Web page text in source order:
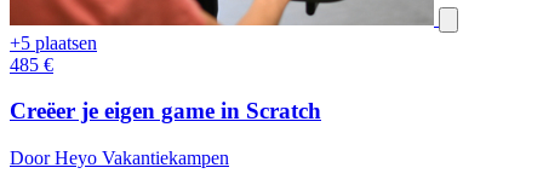
+5 plaatsen
485 €
Creëer je eigen game in Scratch
Door Heyo Vakantiekampen